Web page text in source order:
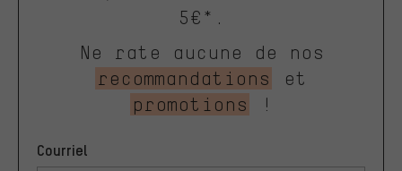
5€*.
Ne rate aucune de nos
recommandations
et
promotions
!
Courriel